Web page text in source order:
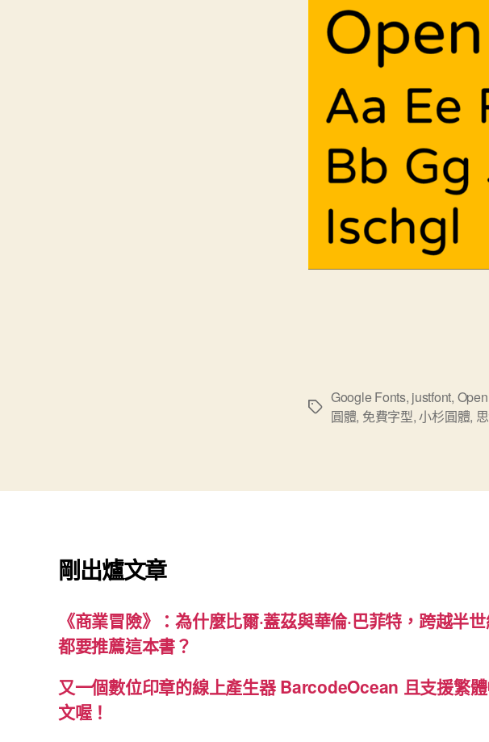
標
Google Fonts, justfont,
圓體, 免費字型,小杉圓體,
剛出爐文章
《商業冒險》：為什麼比爾·蓋茲與華倫·巴菲特，跨越半
都要推薦這本書？
又一個數位印章的線上產生器 BarcodeOcean 且支援繁
文喔！